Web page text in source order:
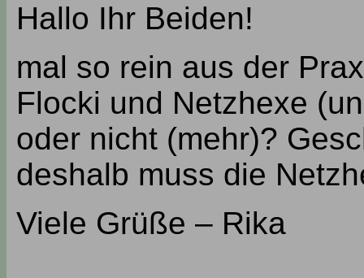
Hallo Ihr Beiden!
mal so rein aus der
Flocki und Netzhexe
oder nicht (mehr)?
deshalb muss die
Viele Grüße – Rika